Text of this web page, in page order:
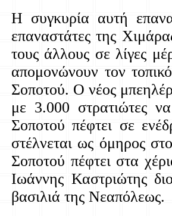
Η συγκυρία αυτή
επαναστάτες της
τους άλλους σε λίγες
απομονώνουν τον
Σοποτού. Ο νέος
με 3.000 στρατιώτες
Σοποτού πέφτει σε
στέλνεται ως όμηρος
Σοποτού πέφτει στα
Ιωάννης Καστριώτης
βασιλιά της Νεαπόλεως.